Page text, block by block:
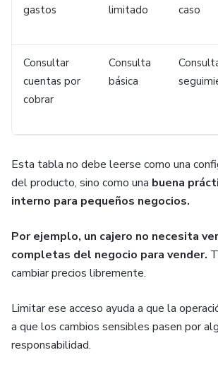
gastos
limitado
caso
Consultar
cuentas por
cobrar
Consulta
básica
Esta tabla no debe leerse como una
del producto, sino como una buena
interno para pequeños negocios.
Por ejemplo, un cajero no necesita
completas del negocio para vender.
cambiar precios libremente.
Limitar ese acceso ayuda a que la
a que los cambios sensibles pasen por
responsabilidad.